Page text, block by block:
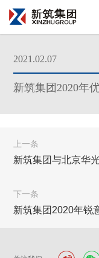
2021.02.07
新筑集团2020年
上一条
新筑集团与北京华
下一条
新筑集团2020年锐